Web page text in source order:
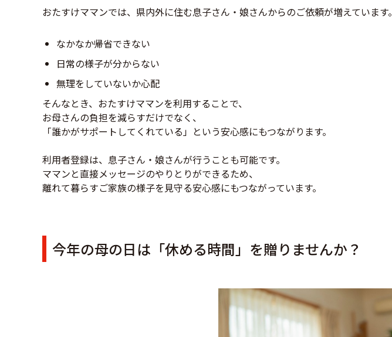
おたすけママンでは、県内外に住む息子さん・娘さんからのご依頼が増えています。
なかなか帰省できない
日常の様子が分からない
無理をしていないか心配
そんなとき、おたすけママンを利用することで、
お母さんの負担を減らすだけでなく、
「誰かがサポートしてくれている」という安心感にもつながります。
利用者登録は、息子さん・娘さんが行うことも可能です。
ママンと直接メッセージのやりとりができるため、
離れて暮らすご家族の様子を見守る安心感にもつながっています。
今年の母の日は「休める時間」を贈りませんか？